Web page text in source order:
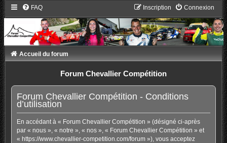
FAQ Connexion
Inscription
Accueil du forum
Forum Chevallier Compétition
Forum Chevallier Compétition - Conditions
d’utilisation
En accédant à « Forum Chevallier Compétition » (désigné ci-après
par « nous », « notre », « nos », « Forum Chevallier Compétition » et
« https://www.chevallier-competition.com/forum »), vous acceptez